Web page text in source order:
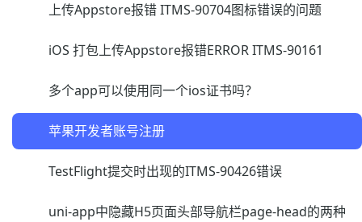
上传Appstore报错 ITMS-90704图标错误的问题
iOS 打包上传Appstore报错ERROR ITMS-90161
多个app可以使用同一个ios证书吗？
苹果开发者账号注册
TestFlight提交时出现的ITMS-90426错误
uni-app中隐藏H5页面头部导航栏page-head的两种